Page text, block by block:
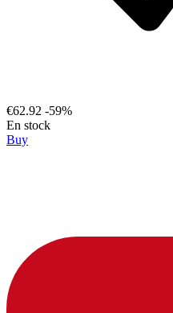
€62.92 -59%
En stock
Buy